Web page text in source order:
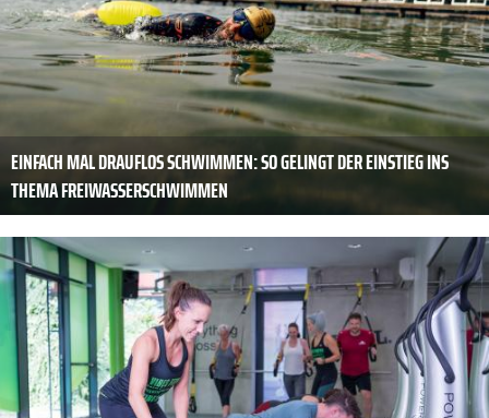
EINFACH MAL DRAUFLOS SCHWIMMEN: SO GELINGT DER EINSTIEG INS
THEMA FREIWASSERSCHWIMMEN